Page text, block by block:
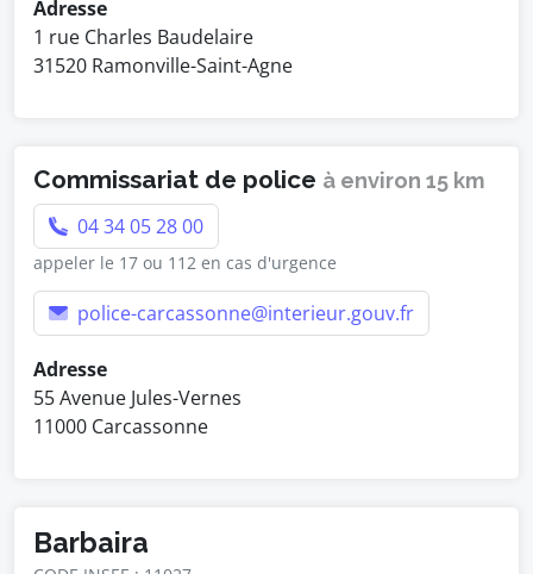
Adresse
1 rue Charles Baudelaire
31520 Ramonville-Saint-Agne
Commissariat de police à environ 15 km
04 34 05 28 00
appeler le 17 ou 112 en cas d'urgence
police-carcassonne@interieur.gouv.fr
Adresse
55 Avenue Jules-Vernes
11000 Carcassonne
Barbaira